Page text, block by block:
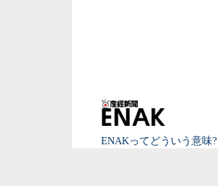
ENAKってどういう意味?